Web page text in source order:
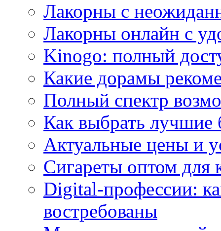
Лакорны с
Лакорны онлайн с
Kinogo: полный
Какие дорамы
Полный спектр
Как выбрать
Актуальные цены и
Сигареты оптом для
Digital-профессии:
востребованы